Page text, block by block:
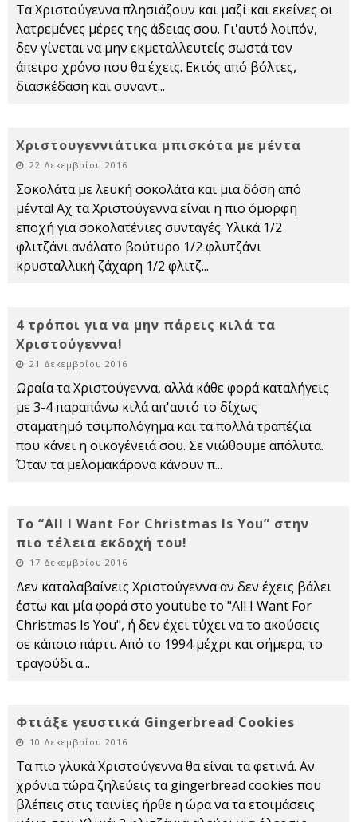
Τα Χριστούγεννα πλησιάζουν και μαζί και εκείνες οι
λατρεμένες μέρες της άδειας σου. Γι'αυτό λοιπόν,
δεν γίνεται να μην εκμεταλλευτείς σωστά τον
άπειρο χρόνο που θα έχεις. Εκτός από βόλτες,
διασκέδαση και συναντ...
Χριστουγεννιάτικα μπισκότα με μέντα
22 Δεκεμβρίου 2016
Σοκολάτα με λευκή σοκολάτα και μια δόση από
μέντα! Αχ τα Χριστούγεννα είναι η πιο όμορφη
εποχή για σοκολατένιες συνταγές. Υλικά 1/2
φλιτζάνι ανάλατο βούτυρο 1/2 φλυτζάνι
κρυσταλλική ζάχαρη 1/2 φλιτζ...
4 τρόποι για να μην πάρεις κιλά τα
Χριστούγεννα!
21 Δεκεμβρίου 2016
Ωραία τα Χριστούγεννα, αλλά κάθε φορά καταλήγεις
με 3-4 παραπάνω κιλά απ'αυτό το δίχως
σταματημό τσιμπολόγημα και τα πολλά τραπέζια
που κάνει η οικογένειά σου. Σε νιώθουμε απόλυτα.
Όταν τα μελομακάρονα κάνουν π...
Το “All I Want For Christmas Is You” στην
πιο τέλεια εκδοχή του!
17 Δεκεμβρίου 2016
Δεν καταλαβαίνεις Χριστούγεννα αν δεν έχεις βάλει
έστω και μία φορά στο youtube το "All I Want For
Christmas Is You", ή δεν έχει τύχει να το ακούσεις
σε κάποιο πάρτι. Από το 1994 μέχρι και σήμερα, το
τραγούδι α...
Φτιάξε γευστικά Gingerbread Cookies
10 Δεκεμβρίου 2016
Τα πιο γλυκά Χριστούγεννα θα είναι τα φετινά. Αν
χρόνια τώρα ζηλεύεις τα gingerbread cookies που
βλέπεις στις ταινίες ήρθε η ώρα να τα ετοιμάσεις